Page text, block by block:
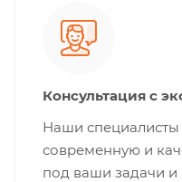
Консультация с
Наши специалисты
современную и
под ваши задачи и